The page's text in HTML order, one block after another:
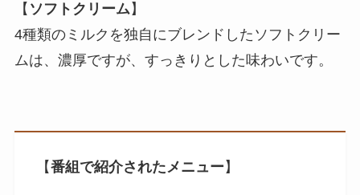
【 ソフトクリーム】
4種類のミルクを独自にブレンドしたソフトクリー
ムは、濃厚ですが、すっきりとした味わいです。
【番組で紹介されたメニュー 】